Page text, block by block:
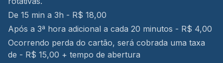
De 15 min a 3h - R$ 18,00
Após a 3ª hora adicional a cada 20 minutos - R$ 4,00
Ocorrendo perda do cartão, será cobrada uma taxa
de - R$ 15,00 + tempo de abertura